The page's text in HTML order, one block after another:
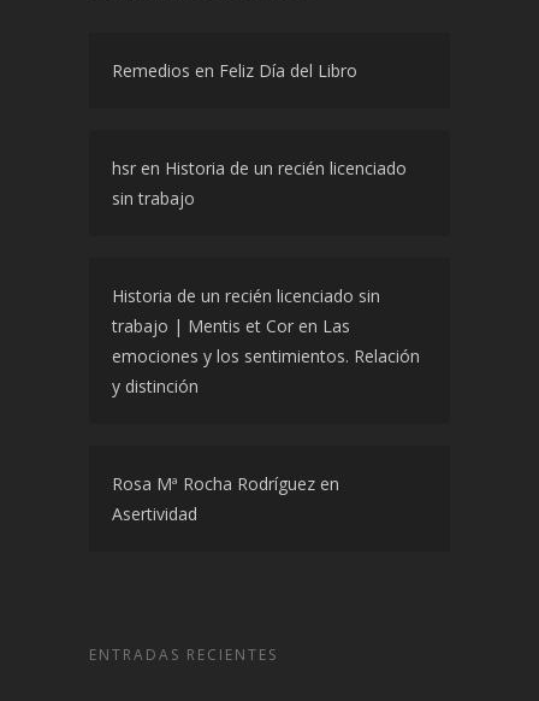
Remedios en Feliz Día del Libro
hsr en Historia de un recién licenciado
sin trabajo
Historia de un recién licenciado sin
trabajo | Mentis et Cor en Las
emociones y los sentimientos. Relación
y distinción
Rosa Mª Rocha Rodríguez en
Asertividad
ENTRADAS RECIENTES